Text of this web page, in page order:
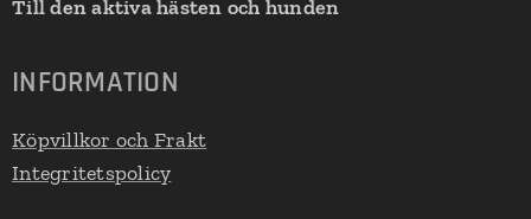
Till den aktiva hästen och hunden
INFORMATION
Köpvillkor och Frakt
Integritetspolicy